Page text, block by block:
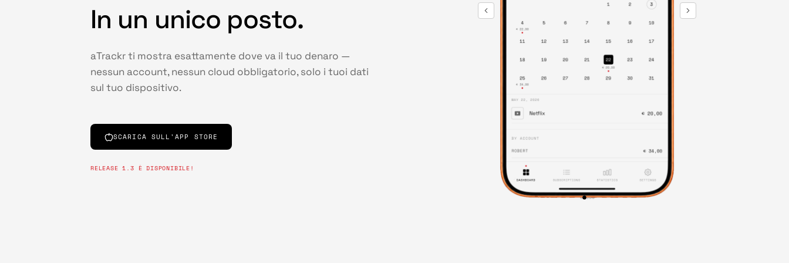
In un unico posto.
aTrackr ti mostra esattamente dove va il tuo denaro —
nessun account, nessun cloud obbligatorio, solo i tuoi dati
sul tuo dispositivo.
SCARICA SULL'APP STORE
RELEASE 1.3 È DISPONIBILE!